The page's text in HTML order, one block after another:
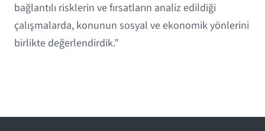
bağlantılı risklerin ve fırsatların analiz edildiği
çalışmalarda, konunun sosyal ve ekonomik yönlerini
birlikte değerlendirdik.”